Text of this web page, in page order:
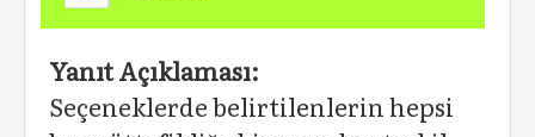
Yanıt Açıklaması:
Seçeneklerde belirtilenlerin hepsi